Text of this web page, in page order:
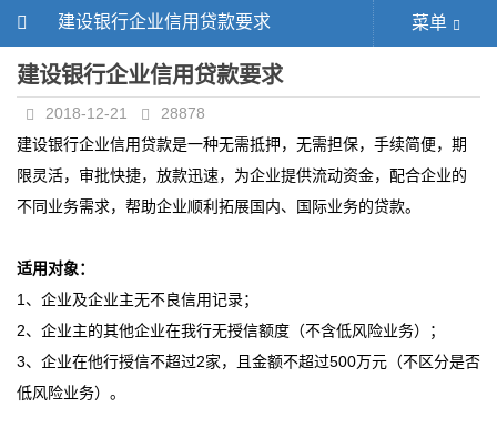
建设银行企业信用贷款要求 菜单
建设银行企业信用贷款要求
2018-12-21
28878
建设银行企业信用贷款是一种无需抵押，无需担保，手续简便，期
限灵活，审批快捷，放款迅速，为企业提供流动资金，配合企业的
不同业务需求，帮助企业顺利拓展国内、国际业务的贷款。
适用对象：
1、企业及企业主无不良信用记录；
2、企业主的其他企业在我行无授信额度（不含低风险业务）；
3、企业在他行授信不超过2家，且金额不超过500万元（不区分是否
低风险业务）。